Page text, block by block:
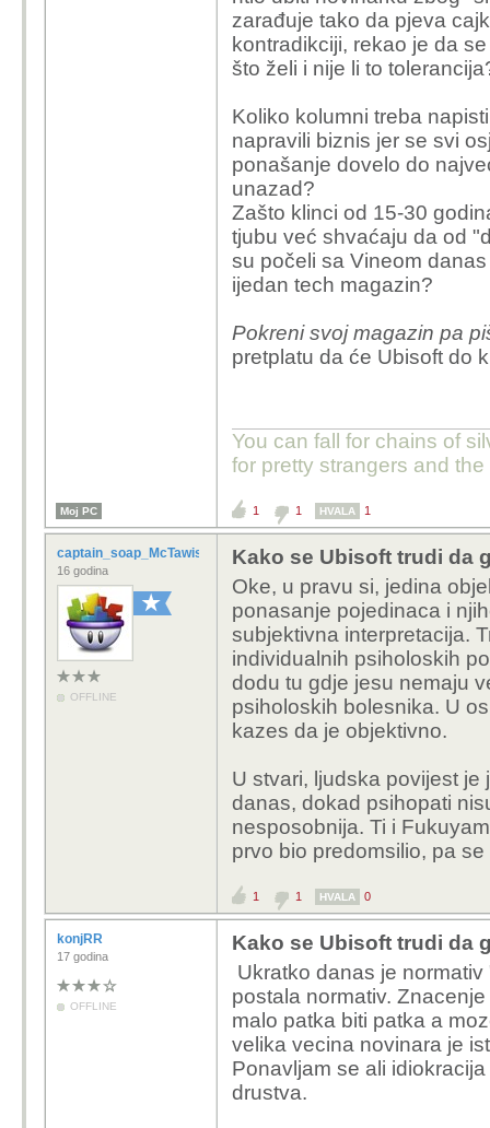
zarađuje tako da pjeva
kontradikciji, rekao je da
što želi i nije li to
Koliko kolumni treba
napravili biznis jer se svi
ponašanje dovelo do
unazad?
Zašto klinci od 15-30
tjubu već shvaćaju da od
su počeli sa Vineom
ijedan tech magazin?
Pokreni svoj magazin pa
pretplatu da će Ubisoft do
You can fall for chains of
for pretty strangers and
Moj PC 1 1 HVALA 1
captain_soap_McTawish
16 godina
OFFLINE
Kako se Ubisoft trudi da
Oke, u pravu si, jedina
ponasanje pojedinaca i
subjektivna interpretacija.
individualnih psiholoskih
dodu tu gdje jesu nemaju
psiholoskih bolesnika. U
kazes da je objektivno.
U stvari, ljudska povijest
danas, dokad psihopati
nesposobnija. Ti i
prvo bio predomsilio, pa
1 1 HVALA 0
konjRR
17 godina
OFFLINE
Kako se Ubisoft trudi da
Ukratko danas je
postala normativ.
malo patka biti patka a
velika vecina novinara je
Ponavljam se ali
drustva.